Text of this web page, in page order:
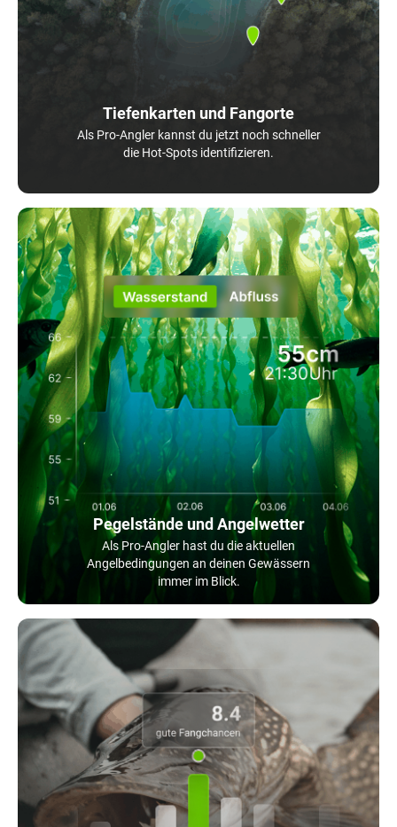
Tiefenkarten und Fangorte
Als Pro-Angler kannst du jetzt noch schneller
die Hot-Spots identifizieren.
Pegelstände und Angelwetter
Als Pro-Angler hast du die aktuellen
Angelbedingungen an deinen Gewässern
immer im Blick.